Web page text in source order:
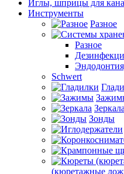
Иглы, шприцы для
Инструменты
Разное
Разное
Schwert
Зеркала
Зонды
(кюретажные